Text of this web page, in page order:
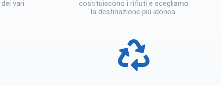
vari
costituiscono i rifiuti e scegliamo
la destinazione più idonea.